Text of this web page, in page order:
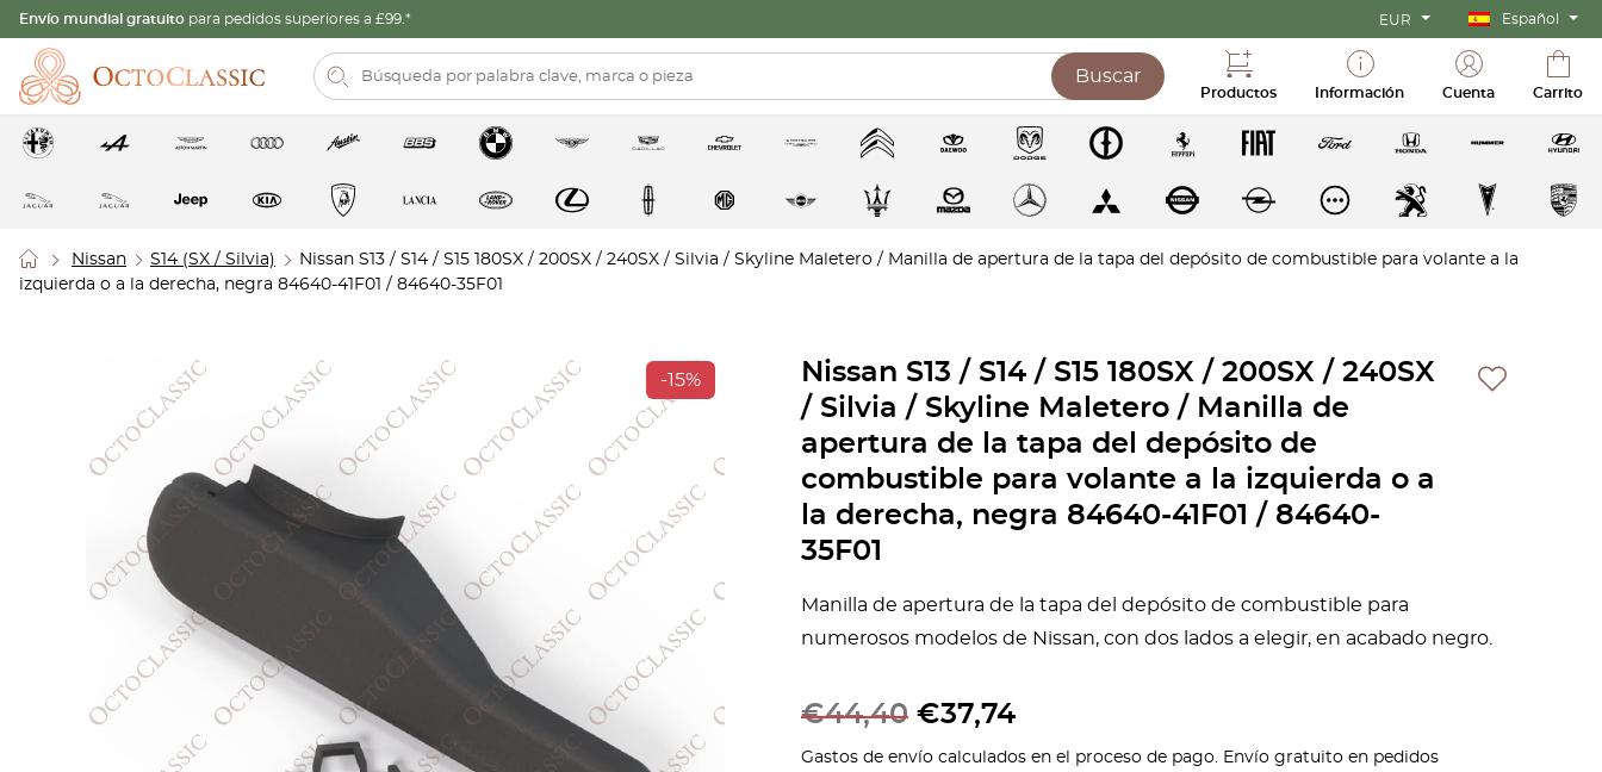
Envío mundial gratuito para pedidos superiores a £99.* EUR Español
Buscar
Productos Información Cuenta Carrito
Nissan S14 (SX / Silvia)
Nissan S13 / S14 / S15 180SX / 200SX / 240SX / Silvia / Skyline Maletero / Manilla de apertura de la tapa del depósito de combustible para volante a la
izquierda o a la derecha, negra 84640-41F01 / 84640-35F01
-15%
Nissan S13 / S14 / S15 180SX / 200SX / 240SX
/ Silvia / Skyline Maletero / Manilla de
apertura de la tapa del depósito de
combustible para volante a la izquierda o a
la derecha, negra 84640-41F01 / 84640-
35F01
Manilla de apertura de la tapa del depósito de combustible para
numerosos modelos de Nissan, con dos lados a elegir, en acabado negro.
€44,40 €37,74
Gastos de envío calculados en el proceso de pago. Envío gratuito en pedidos